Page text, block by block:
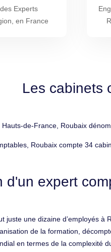
Experts
en France
Les cabinets
de-France, Roubaix
Roubaix compte 34
d'un expert
juste une dizaine d’employés
de la formation,
en termes de la complexité